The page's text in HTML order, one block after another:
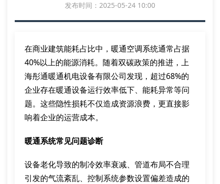
发布时间：2025-05-24 10:00
在商业建筑能耗占比中，暖通空调系统通常占据
40%以上的能源消耗。随着双碳政策的推进，上
海彤通暖通机电设备有限公司发现，超过68%的
企业存在暖通设备运行效率低下、能耗异常等问
题。这些隐性损耗不仅造成资源浪费，更直接影
响着企业的运营成本。
暖通系统常见问题诊断
设备老化导致的制冷效率衰减、管道布局不合理
引发的气流紊乱、控制系统参数设置偏差造成的